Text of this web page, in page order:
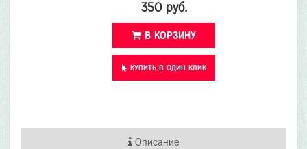
350 руб.
В КОРЗИНУ
КУПИТЬ В ОДИН КЛИК
Описание